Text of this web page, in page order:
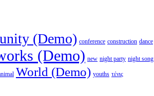
(Demo) conference construction dance
(Demo) new night party night song
World (Demo) youths τένις